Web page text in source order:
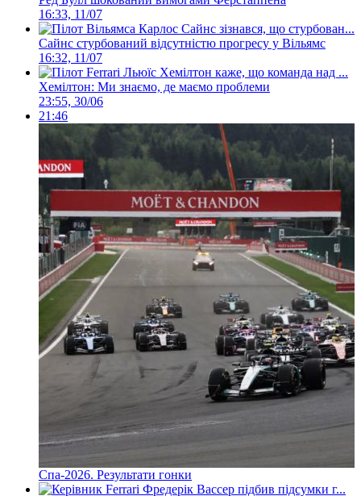
16:33, 11/07
Сайнс стурбований відсутністю прогресу у Вільямс
16:32, 11/07
Хемілтон: Ми знаємо, де маємо проблеми
23:55, 30/06
21:46
Спа-2026. Результати гонки